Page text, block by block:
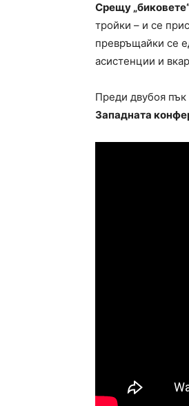
Срещу
тройки – и се
превръщайки се
асистенции и
Преди двубоя пък
Западната